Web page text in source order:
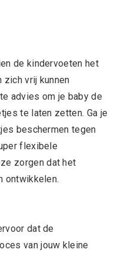
de kindervoeten het
zich vrij kunnen
advies om je baby de
te laten zetten. Ga je
beschermen tegen
flexibele
zorgen dat het
ontwikkelen.
dat de
van jouw kleine